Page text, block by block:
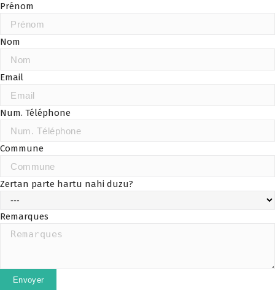
Prénom
Nom
Email
Num. Téléphone
Commune
Zertan parte hartu nahi duzu?
Remarques
Envoyer